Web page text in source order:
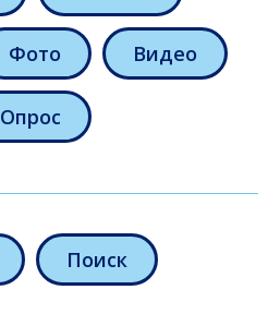
Фото Видео
Опрос
Поиск